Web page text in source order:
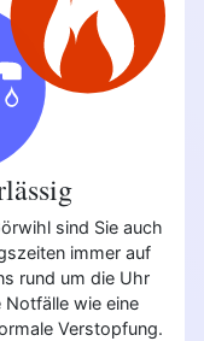
sind Sie auch
immer auf
rund um die Uhr
Notfälle wie eine
Verstopfung.